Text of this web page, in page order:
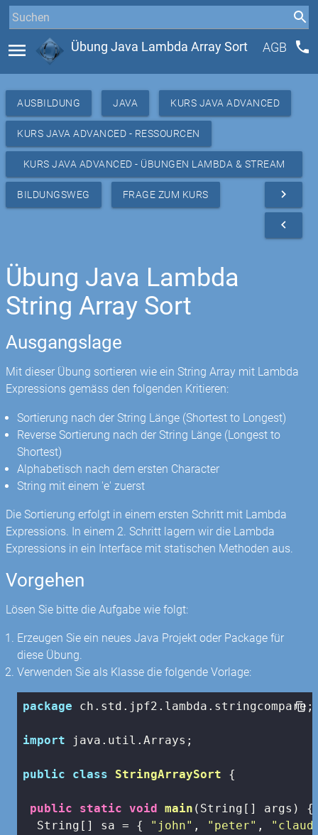
menu Übung Java Lambda Array Sort AGB phone
AUSBILDUNG JAVA KURS JAVA ADVANCED
KURS JAVA ADVANCED - RESSOURCEN
KURS JAVA ADVANCED - ÜBUNGEN LAMBDA & STREAM
API
BILDUNGSWEG FRAGE ZUM KURS navigate_next
navigate_before
Übung Java Lambda
String Array Sort
Ausgangslage
Mit dieser Übung sortieren wie ein String Array mit Lambda
Expressions gemäss den folgenden Kritieren:
Sortierung nach der String Länge (Shortest to Longest)
Reverse Sortierung nach der String Länge (Longest to
Shortest)
Alphabetisch nach dem ersten Character
String mit einem 'e' zuerst
Die Sortierung erfolgt in einem ersten Schritt mit Lambda
Expressions. In einem 2. Schritt lagern wir die Lambda
Expressions in ein Interface mit statischen Methoden aus.
Vorgehen
Lösen Sie bitte die Aufgabe wie folgt:
Erzeugen Sie ein neues Java Projekt oder Package für
diese Übung.
Verwenden Sie als Klasse die folgende Vorlage:
package ch.std.jpf2.lambda.stringcompare;
import java.util.Arrays;
public class StringArraySort {
public static void main (String[] args)
{
  String[] sa = {
"john" , "peter" ,